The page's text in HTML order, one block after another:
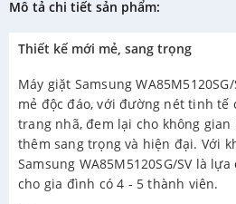
Mô tả chi tiết sản phẩm:
Thiết kế mới mẻ, sang trọng
Máy giặt Samsung
mẻ độc đáo, với đường nét tinh tế
trang nhã, đem lại cho không
thêm sang trọng và hiện đại. Với
Samsung WA85M5120SG/SV là
cho gia đình có 4 - 5 thành viên.